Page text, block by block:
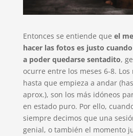
Entonces se entiende que el
hacer las fotos es justo
a poder quedarse sentadito,
ocurre entre los meses 6-8.
hasta que empieza a andar
aprox.), son los más idóneos
en estado puro. Por ello,
siempre decimos que una
genial, o también el momento